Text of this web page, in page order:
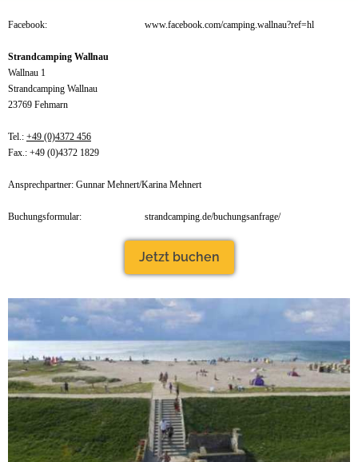
Facebook: www.facebook.com/camping.wallnau?ref=hl
Strandcamping Wallnau
Wallnau 1
Strandcamping Wallnau
23769 Fehmarn
Tel.: +49 (0)4372 456
Fax.: +49 (0)4372 1829
Ansprechpartner: Gunnar Mehnert/Karina Mehnert
Buchungsformular: strandcamping.de/buchungsanfrage/
Jetzt buchen